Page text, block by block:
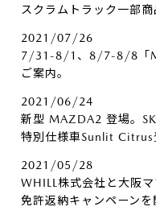
スクラムトラック一部
2021/07/26
7/31-8/1、8/7-8/8「
ご案内。
2021/06/24
新型 MAZDA2 登場。
特別仕様車Sunlit Citrus
2021/05/28
WHILL株式会社と大阪
免許返納キャンペーンを